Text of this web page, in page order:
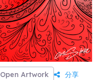
Open Artwork 分享